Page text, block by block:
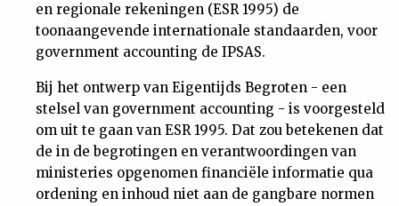
en regionale rekeningen (ESR 1995) de
toonaangevende internationale standaarden, voor
government accounting de IPSAS.
Bij het ontwerp van Eigentijds Begroten - een
stelsel van government accounting - is voorgesteld
om uit te gaan van ESR 1995. Dat zou betekenen dat
de in de begrotingen en verantwoordingen van
ministeries opgenomen financiële informatie qua
ordening en inhoud niet aan de gangbare normen